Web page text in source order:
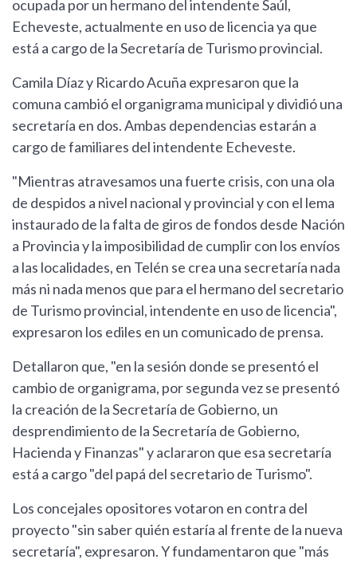
ocupada por un hermano del intendente Saúl,
Echeveste, actualmente en uso de licencia ya que
está a cargo de la Secretaría de Turismo provincial.
Camila Díaz y Ricardo Acuña expresaron que la
comuna cambió el organigrama municipal y dividió una
secretaría en dos. Ambas dependencias estarán a
cargo de familiares del intendente Echeveste.
"Mientras atravesamos una fuerte crisis, con una ola
de despidos a nivel nacional y provincial y con el lema
instaurado de la falta de giros de fondos desde Nación
a Provincia y la imposibilidad de cumplir con los envíos
a las localidades, en Telén se crea una secretaría nada
más ni nada menos que para el hermano del secretario
de Turismo provincial, intendente en uso de licencia",
expresaron los ediles en un comunicado de prensa.
Detallaron que, "en la sesión donde se presentó el
cambio de organigrama, por segunda vez se presentó
la creación de la Secretaría de Gobierno, un
desprendimiento de la Secretaría de Gobierno,
Hacienda y Finanzas" y aclararon que esa secretaría
está a cargo "del papá del secretario de Turismo".
Los concejales opositores votaron en contra del
proyecto "sin saber quién estaría al frente de la nueva
secretaría", expresaron. Y fundamentaron que "más